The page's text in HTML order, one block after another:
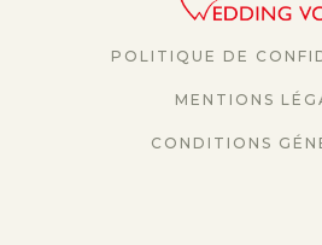
POLITIQUE DE
MENTIONS
CONDITIONS